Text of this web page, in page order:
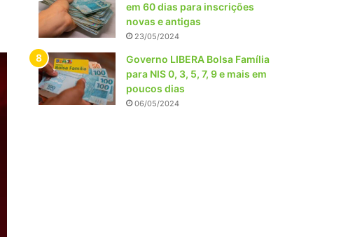
em 60 dias para inscrições
novas e antigas
23/05/2024
Governo LIBERA Bolsa Família
para NIS 0, 3, 5, 7, 9 e mais em
poucos dias
06/05/2024